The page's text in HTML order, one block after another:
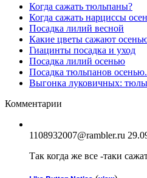
Когда сажать тюльпаны?
Когда сажать нарциссы
Посадка лилий весной
Какие цветы сажают
Гиацинты посадка и уход
Посадка лилий осенью
Посадка тюльпанов
Выгонка луковичных:
Комментарии
1108932007@rambler.ru
Так когда же все -таки